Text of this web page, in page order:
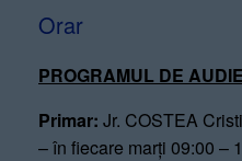
Orar
PROGRAMUL DE
Primar: Jr. COSTEA
– în fiecare marți 09:00 –